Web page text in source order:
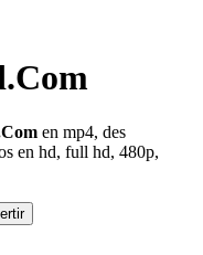
en mp4, des
en hd, full hd, 480p,